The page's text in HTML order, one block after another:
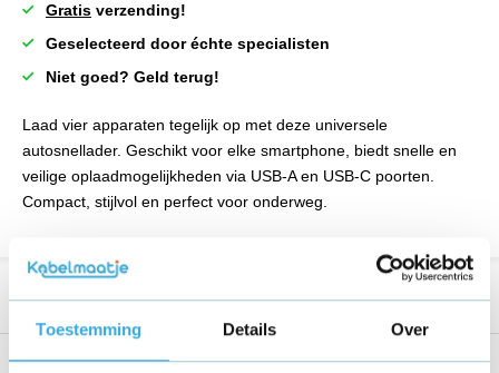
Toestemming Details Over
Gratis verzending!
Geselecteerd door échte specialisten
Niet goed? Geld terug!
Laad vier apparaten tegelijk op met deze universele
autosnellader. Geschikt voor elke smartphone, biedt snelle en
veilige oplaadmogelijkheden via USB-A en USB-C poorten.
Compact, stijlvol en perfect voor onderweg.
Productomschrijving
Reviews